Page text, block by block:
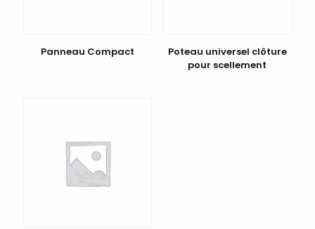
Panneau Compact
Poteau universel clôture
pour scellement